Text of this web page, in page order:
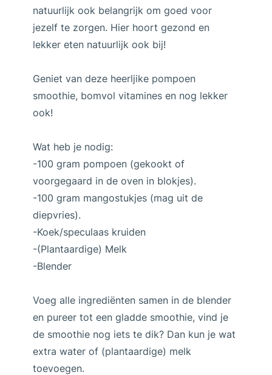
natuurlijk ook belangrijk om goed voor
jezelf te zorgen. Hier hoort gezond en
lekker eten natuurlijk ook bij!
Geniet van deze heerljike pompoen
smoothie, bomvol vitamines en nog lekker
ook!
Wat heb je nodig:
-100 gram pompoen (gekookt of
voorgegaard in de oven in blokjes).
-100 gram mangostukjes (mag uit de
diepvries).
-Koek/speculaas kruiden
-(Plantaardige) Melk
-Blender
Voeg alle ingrediënten samen in de blender
en pureer tot een gladde smoothie, vind je
de smoothie nog iets te dik? Dan kun je wat
extra water of (plantaardige) melk
toevoegen.